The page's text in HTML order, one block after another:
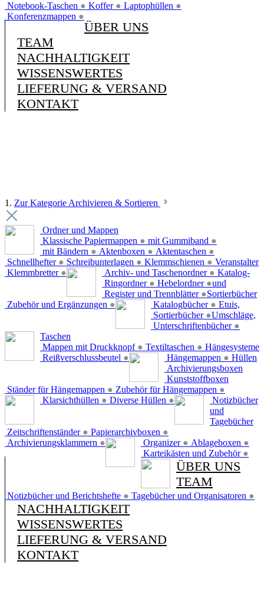
Notebook-Taschen ● Koffer ● Laptophüllen ●
Konferenzmappen ●
ÜBER UNS
TEAM
NACHHALTIGKEIT
WISSENSWERTES
LIEFERUNG & VERSAND
KONTAKT
1. Zur Kategorie Archivieren & Sortieren
Ordner und Mappen
Klassische Papiermappen ● mit Gummiband ●
mit Bändern ● Aktenboxen ● Aktentaschen ●
Schnellhefter ● Schreibunterlagen ● Klemmschienen ●
Klemmbretter ●
Veranstalter
Archiv- und Taschenordner ●
Ringordner ● Hebelordner ●
Register und Trennblätter ●
Zubehör und Ergänzungen ●
Katalog-
und
Sortierbücher
Katalogbücher ●
Sortierbücher ●
Unterschriftenbücher ●
Etuis,
Umschläge,
Taschen
Mappen mit Druckknopf ● Textiltaschen ●
Reißverschlussbeutel ●
Hängesysteme
Hängemappen ●
Ständer für Hängemappen ● Zubehör für Hängemappen ●
Hüllen
Klarsichthüllen ● Diverse Hüllen ●
Archivierungsboxen
Zeitschriftenständer ● Papierarchivboxen ●
Archivierungsklammern ●
Kunststoffboxen
Organizer ● Ablageboxen ●
Karteikästen und Zubehör ●
Notizbücher
und
Tagebücher
Notizbücher und Berichtshefte ● Tagebücher und Organisatoren ●
ÜBER UNS
TEAM
NACHHALTIGKEIT
WISSENSWERTES
LIEFERUNG & VERSAND
KONTAKT